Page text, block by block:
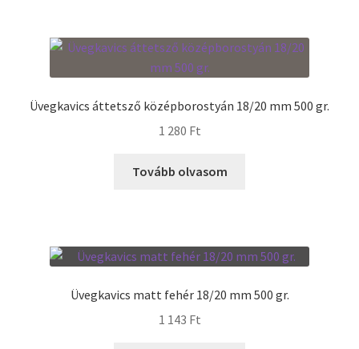
Üvegkavics áttetsző középborostyán 18/20 mm 500 gr.
1 280 Ft
Tovább olvasom
Üvegkavics matt fehér 18/20 mm 500 gr.
1 143 Ft